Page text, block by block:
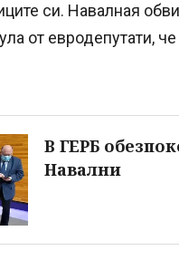
си. Навалная
от евродепутати,
В ГЕРБ
Навални